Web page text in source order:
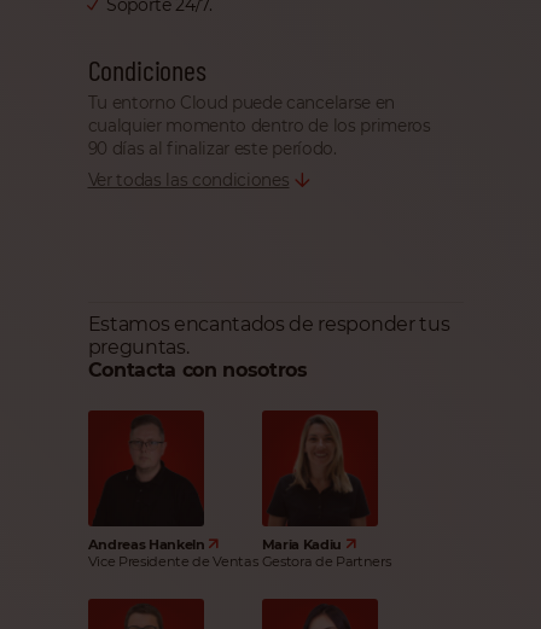
Soporte 24/7.
Condiciones
Tu entorno Cloud puede cancelarse en
cualquier momento dentro de los primeros
90 días al finalizar este período.
Ver todas las condiciones
Estamos encantados de responder tus
preguntas.
Contacta con nosotros
Andreas Hankeln
Vice Presidente de Ventas
Maria Kadiu
Gestora de Partners